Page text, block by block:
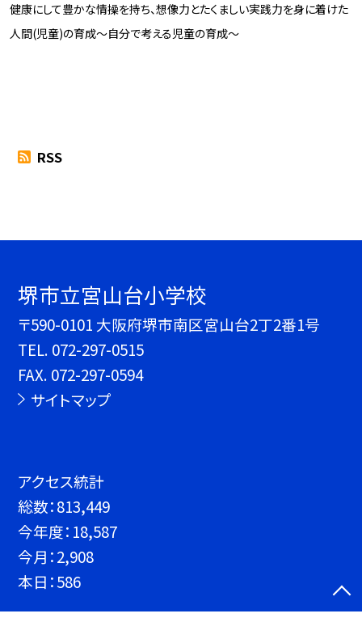
健康にして豊かな情操を持ち、想像力とたくましい実践力を身に着けた
人間(児童)の育成～自分で考える児童の育成～
RSS
堺市立宮山台小学校
〒590-0101 大阪府堺市南区宮山台2丁2番1号
TEL. 072-297-0515
FAX. 072-297-0594
サイトマップ
アクセス統計
総数：813,449
今年度： 18,587
今月：2,908
本日：586